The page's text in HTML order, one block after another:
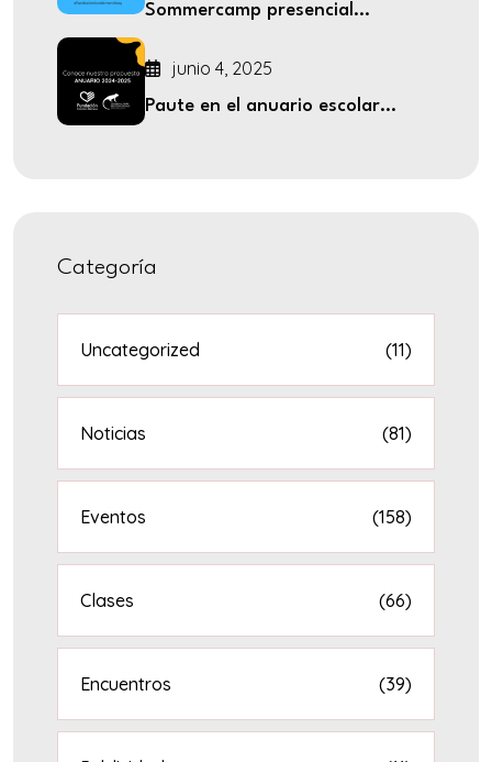
Sommercamp presencial...
junio 4, 2025
Paute en el anuario escolar...
Categoría
Uncategorized (11)
Noticias (81)
Eventos (158)
Clases (66)
Encuentros (39)